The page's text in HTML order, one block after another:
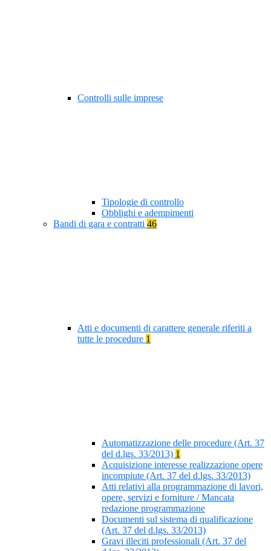
Controlli sulle imprese
Tipologie di controllo
Obblighi e adempimenti
Bandi di gara e contratti 46
Atti e documenti di carattere generale riferiti a
tutte le procedure 1
Automatizzazione delle procedure (Art. 37
del d.lgs. 33/2013) 1
Acquisizione interesse realizzazione opere
incompiute (Art. 37 del d.lgs. 33/2013)
Atti relativi alla programmazione di lavori,
opere, servizi e forniture / Mancata
redazione programmazione
Documenti sul sistema di qualificazione
(Art. 37 del d.lgs. 33/2013)
Gravi illeciti professionali (Art. 37 del